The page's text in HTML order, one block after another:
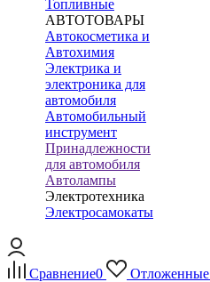
Топливные
АВТОТОВАРЫ
Автокосметика и
Автохимия
Электрика и
электроника для
автомобиля
Автомобильный
инструмент
Принадлежности
для автомобиля
Автолампы
Электротехника
Электросамокаты
Сравнение0 Отложенные